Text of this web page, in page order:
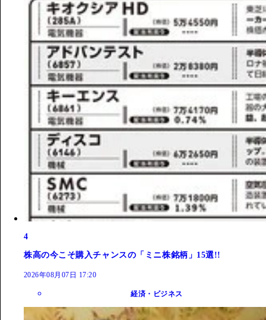
4
株高の今こそ購入チャンスの「ミニ株銘柄」15選!!
2026年08月07日 17:20
経済・ビジネス